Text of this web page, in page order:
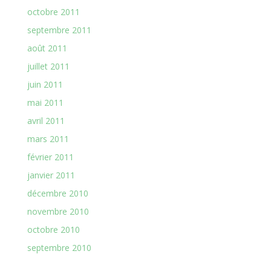
octobre 2011
septembre 2011
août 2011
juillet 2011
juin 2011
mai 2011
avril 2011
mars 2011
février 2011
janvier 2011
décembre 2010
novembre 2010
octobre 2010
septembre 2010